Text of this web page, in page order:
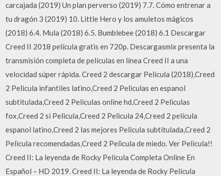
carcajada (2019) Un plan perverso (2019) 7.7. Cómo entrenar a
tu dragón 3 (2019) 10. Little Hero y los amuletos mágicos
(2018) 6.4. Mula (2018) 6.5. Bumblebee (2018) 6.1 Descargar
Creed II 2018 película gratis en 720p. Descargasmix presenta la
transmisión completa de películas en línea Creed II a una
velocidad súper rápida. Creed 2 descargar Pelicula (2018),Creed
2 Pelicula infantiles latino,Creed 2 Peliculas en espanol
subtitulada,Creed 2 Peliculas online hd,Creed 2 Peliculas
fox,Creed 2 si Pelicula,Creed 2 Pelicula 24,Creed 2 película
espanol latino,Creed 2 las mejores Pelicula subtitulada,Creed 2
Pelicula recomendadas,Creed 2 Pelicula de miedo. Ver Pelicula!!
Creed II: La leyenda de Rocky Película Completa Online En
Español – HD 2019. Creed II: La leyenda de Rocky Película